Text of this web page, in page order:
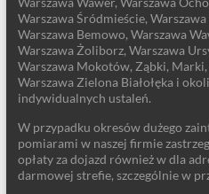
Warszawa Śródmieście,
Warszawa Bemowo, Warszawa
Warszawa Żoliborz, Warszawa
Warszawa Mokotów, Ząbki,
Warszawa Zielona Białołęka i
indywidualnych ustaleń.
W przypadku okresów dużego
pomiarami w naszej firmie
opłaty za dojazd również w dla
darmowej strefie, szczególnie w